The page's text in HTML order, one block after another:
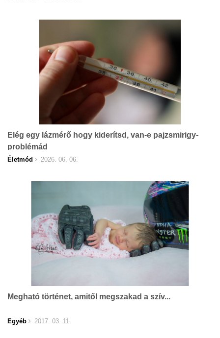
Elég egy lázmérő hogy kiderítsd, van-e pajzsmirigy-
problémád
Életmód 2026. 06. 06.
Megható történet, amitől megszakad a szív...
Egyéb 2017. 03. 11.